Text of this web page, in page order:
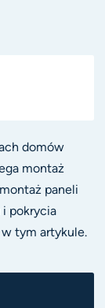
domów
montaż
paneli
pokrycia
tym artykule.